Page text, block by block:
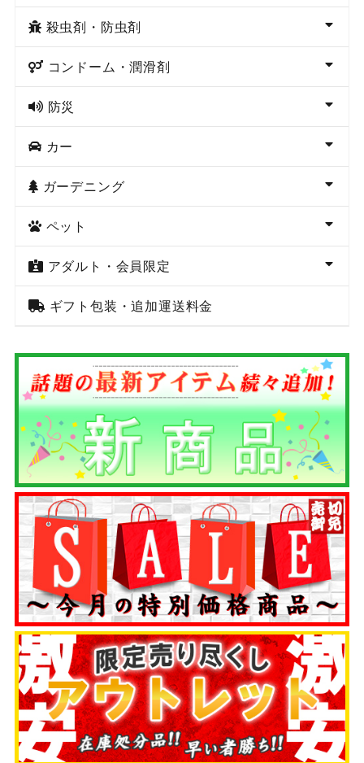
殺虫剤・防虫剤
コンドーム・潤滑剤
防災
カー
ガーデニング
ペット
アダルト・会員限定
ギフト包装・追加運送料金